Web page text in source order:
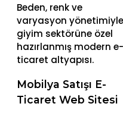
Beden, renk ve
varyasyon yönetimiyle
giyim sektörüne özel
hazırlanmış modern e-
ticaret altyapısı.
Mobilya Satışı E-
Ticaret Web Sitesi